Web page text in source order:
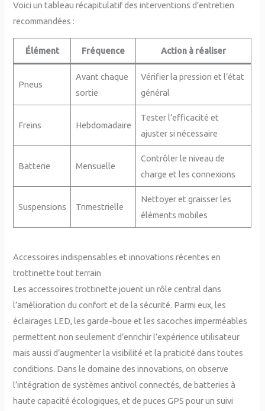
Voici un tableau récapitulatif des interventions d’entretien
recommandées :
Élément Fréquence Action à réaliser
Pneus
Avant chaque
sortie
Vérifier la pression et l’état
général
Freins Hebdomadaire
Tester l’efficacité et
ajuster si nécessaire
Batterie Mensuelle
Contrôler le niveau de
charge et les connexions
Suspensions Trimestrielle
Nettoyer et graisser les
éléments mobiles
Accessoires indispensables et innovations récentes en
trottinette tout terrain
Les accessoires trottinette jouent un rôle central dans
l’amélioration du confort et de la sécurité. Parmi eux, les
éclairages LED, les garde-boue et les sacoches imperméables
permettent non seulement d’enrichir l’expérience utilisateur
mais aussi d’augmenter la visibilité et la praticité dans toutes
conditions. Dans le domaine des innovations, on observe
l’intégration de systèmes antivol connectés, de batteries à
haute capacité écologiques, et de puces GPS pour un suivi